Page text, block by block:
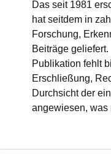
Das seit 1981
hat seitdem in
Forschung,
Beiträge
Publikation fehlt
Erschließung,
Durchsicht der
angewiesen,